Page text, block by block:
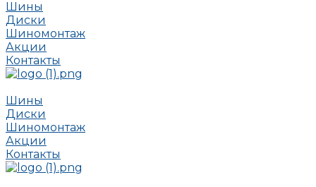
Шины
Диски
Шиномонтаж
Акции
Контакты
Шины
Диски
Шиномонтаж
Акции
Контакты